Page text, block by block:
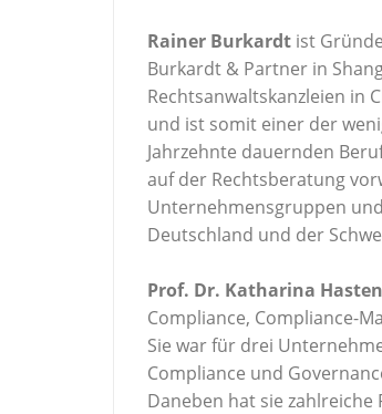
Rainer Burkardt ist
Burkardt & Partner in
Rechtsanwaltskanzleien in
und ist somit einer der
Jahrzehnte dauernden
auf der Rechtsberatung
Unternehmensgruppen
Deutschland und der
Prof. Dr. Katharina
Compliance, Compliance-
Sie war für drei
Compliance und
Daneben hat sie